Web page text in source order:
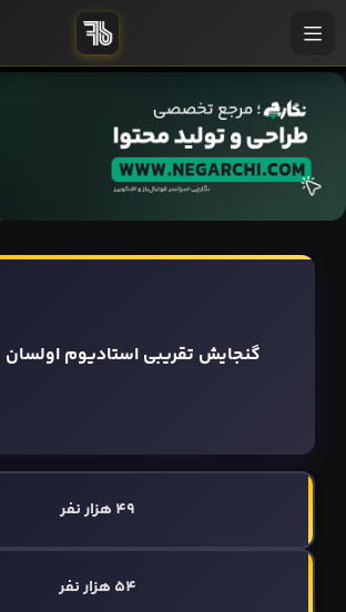
گنجایش تقریبی استادیوم
49 هزار نفر
54 هزار نفر